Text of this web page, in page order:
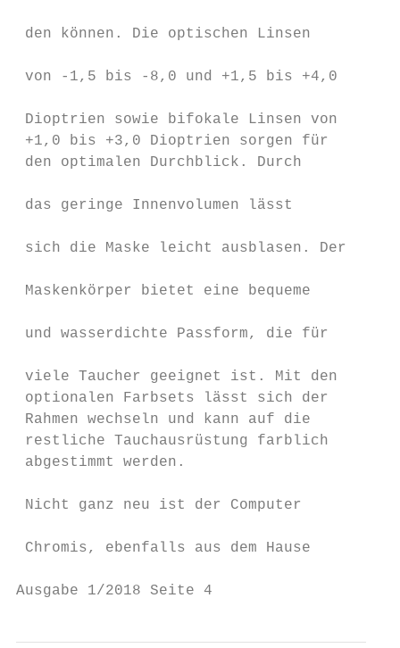
den können. Die optischen Linsen
von -1,5 bis -8,0 und +1,5 bis
Dioptrien sowie bifokale Linsen von
+1,0 bis +3,0 Dioptrien sorgen für
den optimalen Durchblick. Durch
das geringe Innenvolumen lässt
sich die Maske leicht ausblasen. Der
Maskenkörper bietet eine bequeme
und wasserdichte Passform, die für
viele Taucher geeignet ist. Mit den
optionalen Farbsets lässt sich der
Rahmen wechseln und kann auf die
restliche Tauchausrüstung farblich
abgestimmt werden.
Nicht ganz neu ist der Computer
Chromis, ebenfalls aus dem Hause
Ausgabe 1/2018 Seite 4